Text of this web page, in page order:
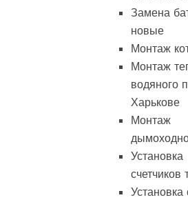
Замена
новые
Монтаж
Монтаж
водяного
Харькове
Монтаж
Установка
счетчиков
Установка